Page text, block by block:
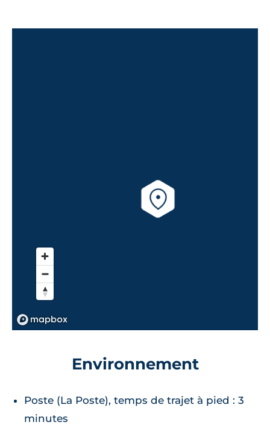
Environnement
Poste (La Poste), temps de trajet à pied : 3
minutes